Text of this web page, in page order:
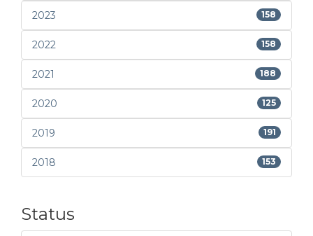
2023 158
2022 158
2021 188
2020 125
2019 191
2018 153
Status